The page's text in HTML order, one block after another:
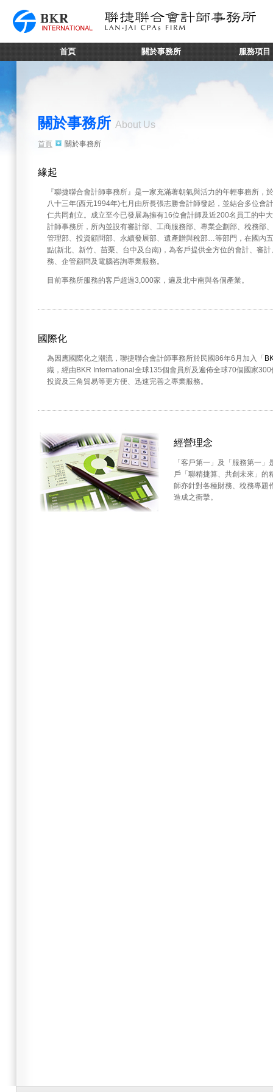
首頁 關於事務所 服務項目
關於事務所 About Us
首頁 關於事務所
緣起
『聯捷聯合會計師事務所』是一家充滿著朝氣與活力的年輕事務所，
八十三年(西元1994年)七月由所長張志勝會計師發起，並結合多位會
仁共同創立。成立至今已發展為擁有16位會計師及近200名員工的中
計師事務所，所內並設有審計部、工商服務部、專業企劃部、稅務部
管理部、投資顧問部、永續發展部、遺產贈與稅部…等部門，在國內
點(新北、新竹、苗栗、台中及台南)，為客戶提供全方位的會計、審計
務、企管顧問及電腦咨詢專業服務。
目前事務所服務的客戶超過3,000家，遍及北中南與各個產業。
國際化
為因應國際化之潮流，聯捷聯合會計師事務所於民國86年6月加入「
織，經由BKR International全球135個會員所及遍佈全球70個國家
投資及三角貿易等更方便、迅速完善之專業服務。
經營理念
「客戶第一」及「服務第一
戶「聯精捷算、共創未來」的
師亦針對各種財務、稅務專題
造成之衝擊。